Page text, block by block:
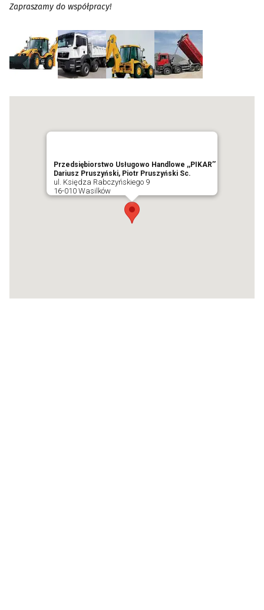
Zapraszamy do współpracy!
Przedsiębiorstwo Usługowo Handlowe ,,PIKAR’’
Dariusz Pruszyński, Piotr Pruszyński Sc.
ul. Księdza Rabczyńskiego 9
16-010 Wasilków